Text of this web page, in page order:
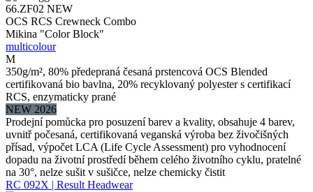
66.ZF02 NEW
OCS RCS Crewneck Combo
Mikina "Color Block"
multicolour
M
350g/m², 80% předepraná česaná prstencová OCS Blended
certifikovaná bio bavlna, 20% recyklovaný polyester s certifikací
RCS, enzymaticky prané
NEW 2026
Prodejní pomůcka pro posuzení barev a kvality, obsahuje 4 barev,
uvnitř počesaná, certifikovaná veganská výroba bez živočišných
přísad, výpočet LCA (Life Cycle Assessment) pro vyhodnocení
dopadu na životní prostředí během celého životního cyklu, pratelné
na 30°, nelze sušit v sušičce, nelze chemicky čistit
RC 092X | Result Headwear